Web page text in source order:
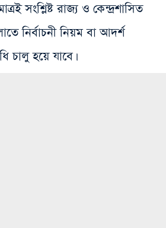
সংশ্লিষ্ট রাজ্য ও কেন্দ্রশাসিত
নির্বাচনী নিয়ম বা আদর্শ
চালু হয়ে যাবে।